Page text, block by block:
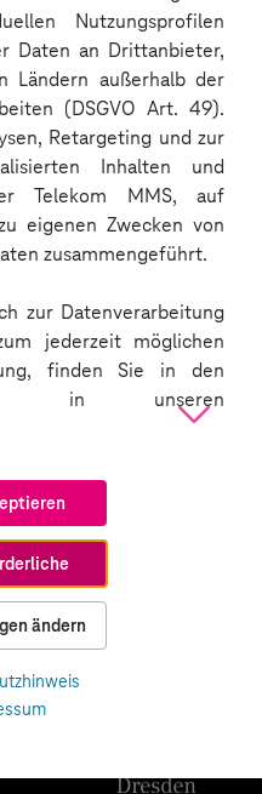
Nutzungsprofilen
Daten an Drittanbieter,
Ländern außerhalb der
(DSGVO Art. 49).
Retargeting und zur
Inhalten und
Telekom MMS, auf
eigenen Zwecken von
zusammengeführt.
zur Datenverarbeitung
jederzeit möglichen
finden Sie in den
in unseren
ändern
Auswahl: